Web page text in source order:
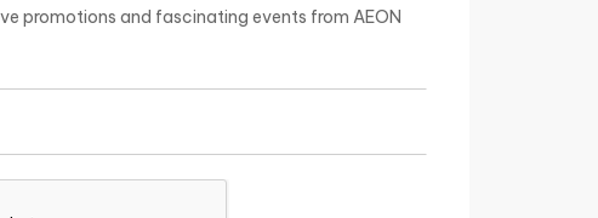
promotions and fascinating events from AEON